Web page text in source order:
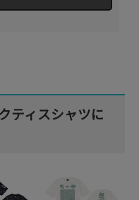
ティスシャツに